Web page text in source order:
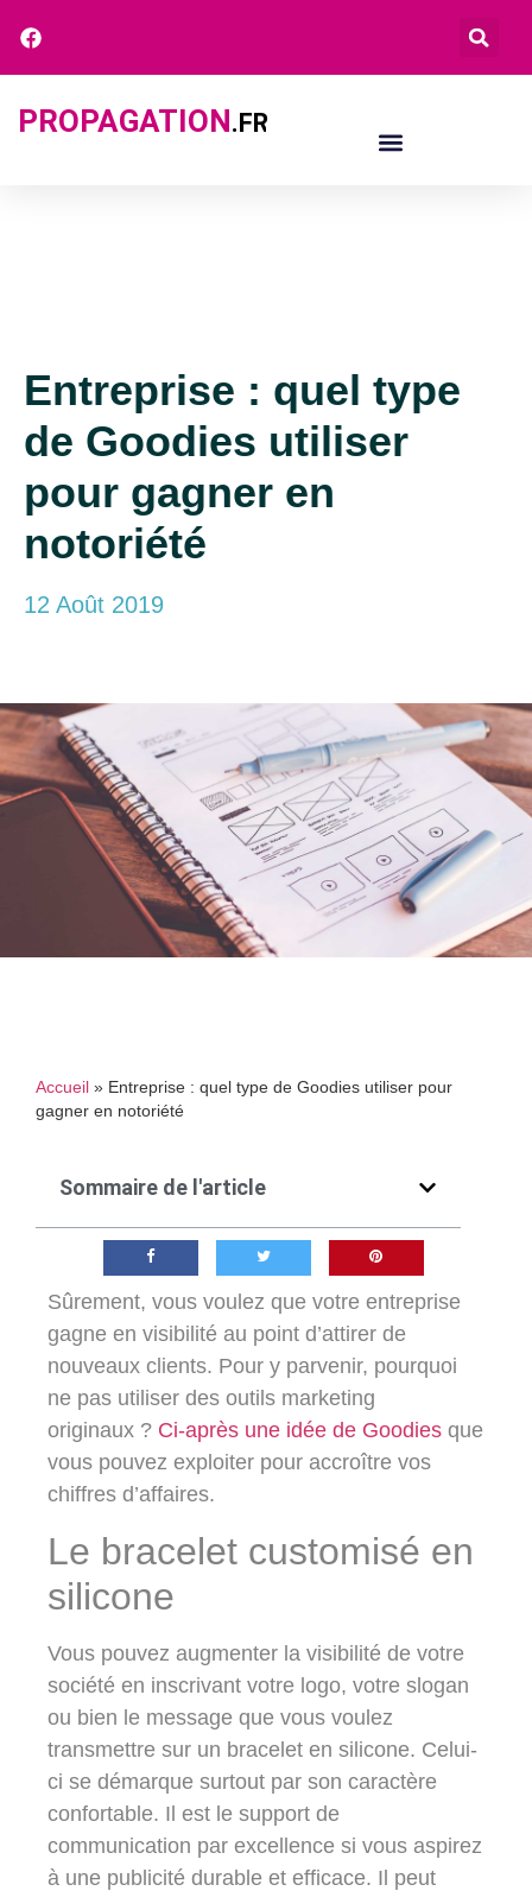
PROPAGATION.FR
Entreprise : quel type
de Goodies utiliser
pour gagner en
notoriété
12 Août 2019
Accueil » Entreprise : quel type de Goodies utiliser pour
gagner en notoriété
Sommaire de l'article
Sûrement, vous voulez que votre entreprise
gagne en visibilité au point d’attirer de
nouveaux clients. Pour y parvenir, pourquoi
ne pas utiliser des outils marketing
originaux ? Ci-après une idée de Goodies que
vous pouvez exploiter pour accroître vos
chiffres d’affaires.
Le bracelet customisé en
silicone
Vous pouvez augmenter la visibilité de votre
société en inscrivant votre logo, votre slogan
ou bien le message que vous voulez
transmettre sur un bracelet en silicone. Celui-
ci se démarque surtout par son caractère
confortable. Il est le support de
communication par excellence si vous aspirez
à une publicité durable et efficace. Il peut